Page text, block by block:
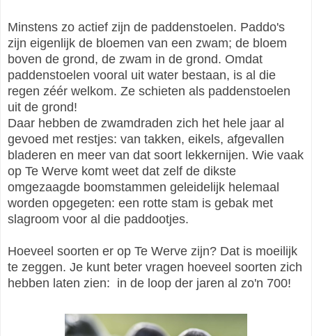
Minstens zo actief zijn de paddenstoelen. Paddo's
zijn eigenlijk de bloemen van een zwam; de bloem
boven de grond, de zwam in de grond. Omdat
paddenstoelen vooral uit water bestaan, is al die
regen zéér welkom. Ze schieten als paddenstoelen
uit de grond!
Daar hebben de zwamdraden zich het hele jaar al
gevoed met restjes: van takken, eikels, afgevallen
bladeren en meer van dat soort lekkernijen. Wie vaak
op Te Werve komt weet dat zelf de dikste
omgezaagde boomstammen geleidelijk helemaal
worden opgegeten: een rotte stam is gebak met
slagroom voor al die paddootjes.
Hoeveel soorten er op Te Werve zijn? Dat is moeilijk
te zeggen. Je kunt beter vragen hoeveel soorten zich
hebben laten zien: in de loop der jaren al zo'n 700!